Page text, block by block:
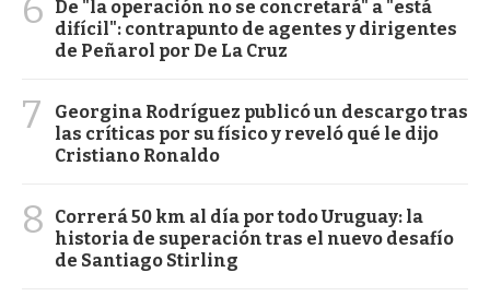
6
De "la operación no se concretará" a "está
difícil": contrapunto de agentes y dirigentes
de Peñarol por De La Cruz
7
Georgina Rodríguez publicó un descargo tras
las críticas por su físico y reveló qué le dijo
Cristiano Ronaldo
8
Correrá 50 km al día por todo Uruguay: la
historia de superación tras el nuevo desafío
de Santiago Stirling